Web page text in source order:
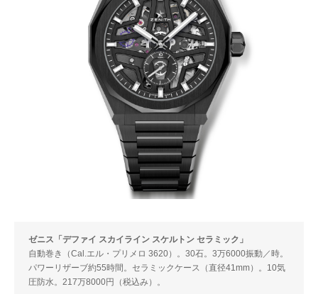
ゼニス「デファイ スカイライン スケルトン セラミック」
自動巻き（Cal.エル・プリメロ 3620）。30石。3万6000振動／時。
パワーリザーブ約55時間。セラミックケース（直径41mm）。10気
圧防水。217万8000円（税込み）。